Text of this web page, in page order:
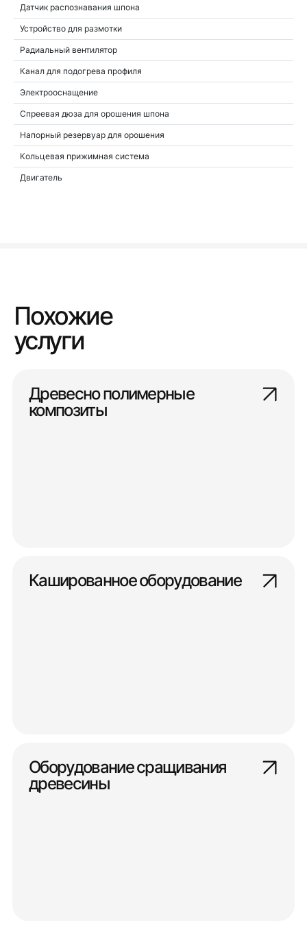
Датчик распознавания шпона
Устройство для размотки
Радиальный вентилятор
Канал для подогрева профиля
Электрооснащение
Спреевая дюза для орошения шпона
Напорный резервуар для орошения
Кольцевая прижимная система
Двигатель
Похожие
услуги
Древесно полимерные
композиты
Кашированное оборудование
Оборудование сращивания
древесины